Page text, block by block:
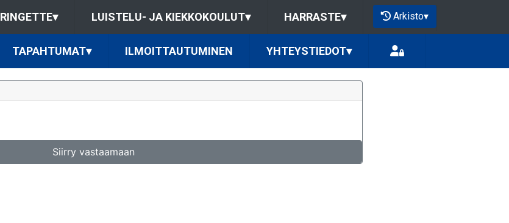
RINGETTE▾ LUISTELU- JA KIEKKOKOULUT▾ HARRASTE▾ Arkisto▾
TAPAHTUMAT▾ ILMOITTAUTUMINEN YHTEYSTIEDOT▾